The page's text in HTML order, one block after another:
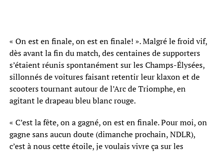
« On est en finale, on est en finale! ». Malgré le froid vif,
dès avant la fin du match, des centaines de supporters
s’étaient réunis spontanément sur les Champs-Élysées,
sillonnés de voitures faisant retentir leur klaxon et de
scooters tournant autour de l’Arc de Triomphe, en
agitant le drapeau bleu blanc rouge.
« C’est la fête, on a gagné, on est en finale. Pour moi, on
gagne sans aucun doute (dimanche prochain, NDLR),
c’est à nous cette étoile, je voulais vivre ça sur les